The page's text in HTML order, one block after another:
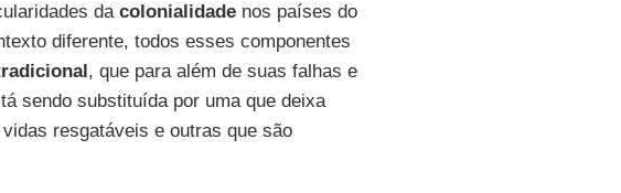
da colonialidadenos países do
diferente, todos esses componentes
, que para além de suas falhas e
sendo substituída por uma que deixa
resgatáveis e outras que são